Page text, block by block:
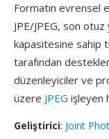
Formatın evrensel
JPE/JPEG, son
kapasitesine sahip
tarafından
düzenleyiciler ve
üzere JPEG işleyen
Geliştirici: Joint